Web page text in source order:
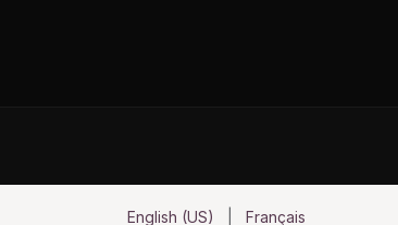
English (US) Français